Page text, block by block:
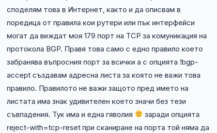
споделям това в Интернет, както и да описвам в
поредица от правила кои рутери или пък интерфейси
могат да виждат моя 179 порт на TCP за комуникация на
протокола BGP. Правя това само с едно правило което
забранява въпросния порт за всички а с опцията !bgp-
accept създавам адресна листа за която не важи това
правило. Правилото не важи защото пред името на
листата има знак удивителен което значи без тези
съвпадения. Тук има и една гяволия
заради опцията
reject-with=tcp-reset при сканиране на порта той няма да